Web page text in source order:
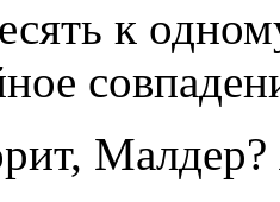
к
Малдер?